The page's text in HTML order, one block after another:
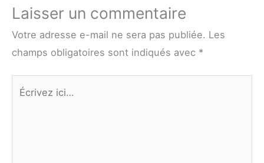
Laisser un commentaire
Votre adresse e-mail ne sera pas publiée. Les
champs obligatoires sont indiqués avec *
Écrivez